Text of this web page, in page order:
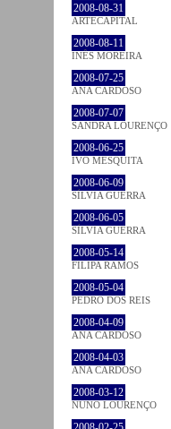
2008-08-31
ARTECAPITAL
2008-08-11
INÊS MOREIRA
2008-07-25
ANA CARDOSO
2008-07-07
SANDRA LOURENÇO
2008-06-25
IVO MESQUITA
2008-06-09
SÍLVIA GUERRA
2008-06-05
SÍLVIA GUERRA
2008-05-14
FILIPA RAMOS
2008-05-04
PEDRO DOS REIS
2008-04-09
ANA CARDOSO
2008-04-03
ANA CARDOSO
2008-03-12
NUNO LOURENÇO